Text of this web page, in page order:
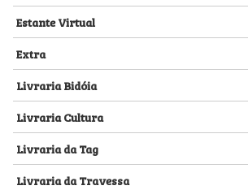
Estante Virtual
Extra
Livraria Bidóia
Livraria Cultura
Livraria da Tag
Livraria da Travessa